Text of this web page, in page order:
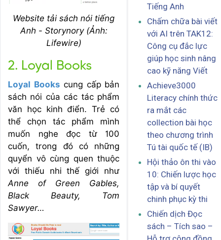
Website tải sách nói tiếng
Anh - Storynory (Ảnh:
Lifewire)
2. Loyal Books
Loyal Books cung cấp bản
sách nói của các tác phẩm
văn học kinh điển. Trẻ có
thể chọn tác phẩm mình
muốn nghe đọc từ 100
cuốn, trong đó có những
quyển vô cùng quen thuộc
với thiếu nhi thế giới như
Anne of Green Gables,
Black Beauty, Tom
Sawyer…
Tiếng Anh
Chấm chữa bài viết
với AI trên TAK12:
Công cụ đắc lực
giúp học sinh nâng
cao kỹ năng Viết
Achieve3000
Literacy chính thức
ra mắt các
collection bài học
theo chương trình
Tú tài quốc tế (IB)
Hội thảo ôn thi vào
10: Chiến lược học
tập và bí quyết
chinh phục kỳ thi
Chiến dịch Đọc
sách – Tích sao –